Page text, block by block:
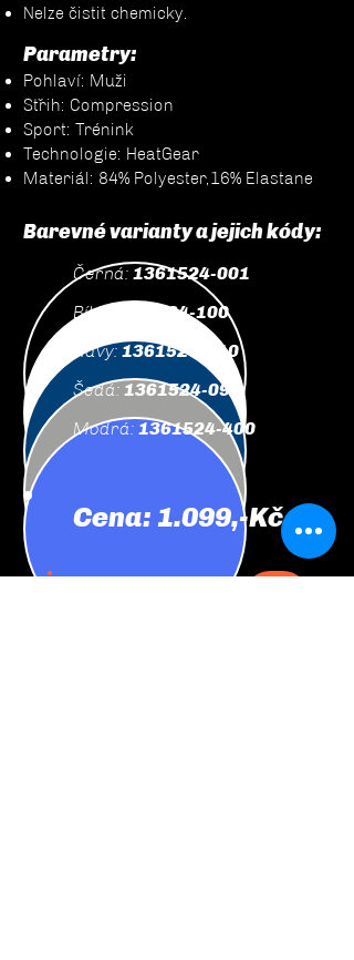
Nelze čistit chemicky.
Parametry:
Pohlaví: Muži
Střih: Compression
Sport: Trénink
Technologie: HeatGear
Materiál: 84% Polyester,16% Elastane
Barevné varianty a jejich kódy:
Černá: 1361524-001
Bílá:
1361524-100
Navy:1361524-410
Šedá: 1361524-090
Modrá: 1361524-400
Cena: 1.099,-Kč